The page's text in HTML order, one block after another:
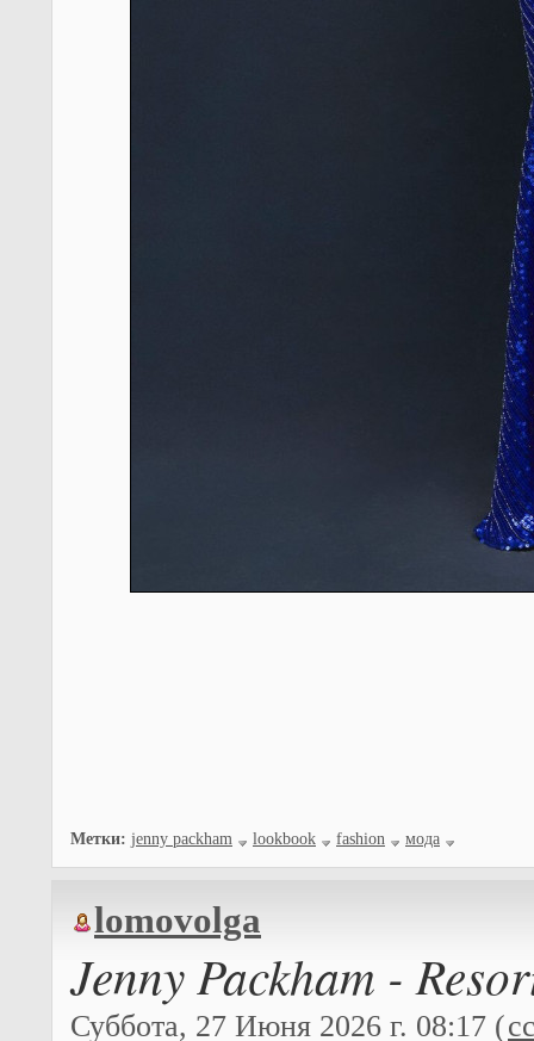
Метки: jenny packham lookbook fashion мода
lomovolga
Jenny Packham -
Суббота, 27 Июня 2026 г. 08:17 (